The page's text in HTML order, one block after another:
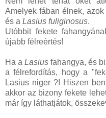
Amelyek fában élnek,
és a Lasius fuliginosus.
Utóbbit fekete
újabb félreértés!
Ha a Lasius fahangya, és
a félrefordítás, hogy a
Lasius niger ?! Hiszen
akkor az bizony fekete
már így láthatjátok,